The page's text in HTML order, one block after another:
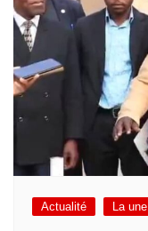
Actualité La une